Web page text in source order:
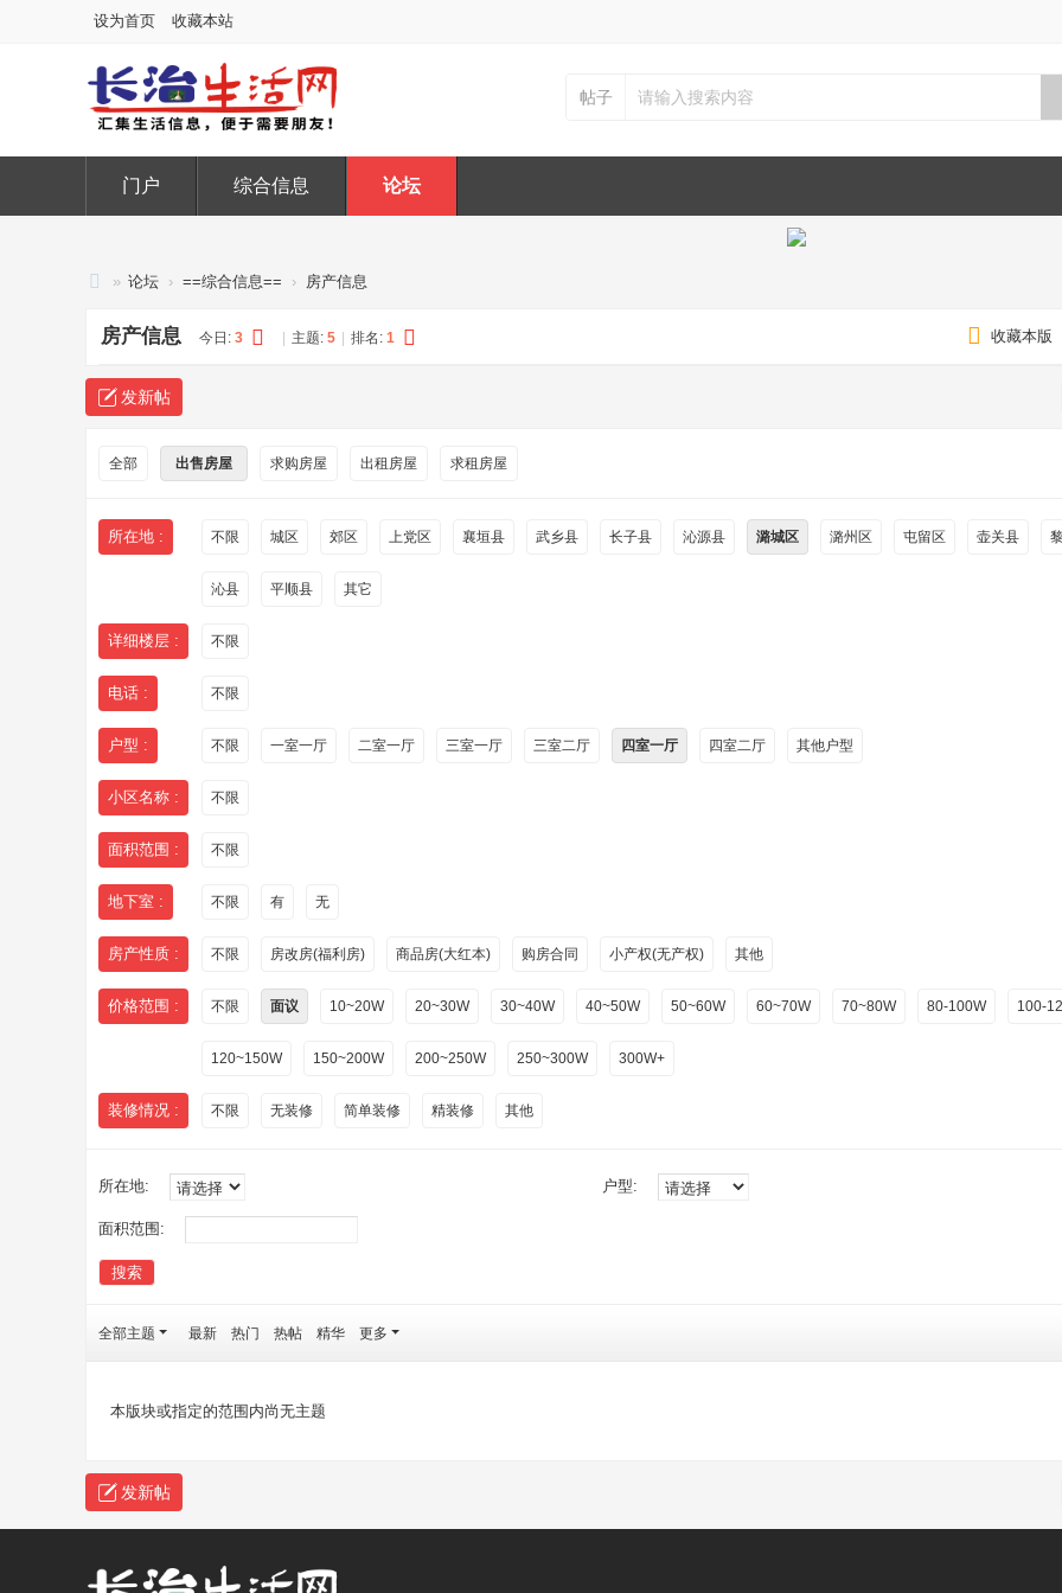
设为首页 收藏本站
帖子
门户 综合信息 论坛
治
生
活
» 论坛 › ==综合信息== › 房产信息
收藏本版
房产信息 今日: 3 主题: 5 排名: 1
发新帖
全部 出售房屋 求购房屋 出租房屋 求租房屋
所在地 : 不限 城区 郊区 上党区 襄垣县 武乡县 长子县 沁源县 潞城区 潞州区 屯留区 壶关县
沁县 平顺县 其它
详细楼层 : 不限
电话 : 不限
户型 : 不限 一室一厅 二室一厅 三室一厅 三室二厅 四室一厅 四室二厅 其他户型
小区名称 : 不限
面积范围 : 不限
地下室 : 不限 有 无
房产性质 : 不限 房改房(福利房) 商品房(大红本) 购房合同 小产权(无产权) 其他
价格范围 : 不限 面议 10~20W 20~30W 30~40W 40~50W 50~60W 60~70W 70~80W 80-100W 100-
120~150W 150~200W 200~250W 250~300W 300W+
装修情况 : 不限 无装修 简单装修 精装修 其他
所在地: 户型:
面积范围:
搜索
全部主题 最新 热门 热帖 精华 更多
本版块或指定的范围内尚无主题
发新帖